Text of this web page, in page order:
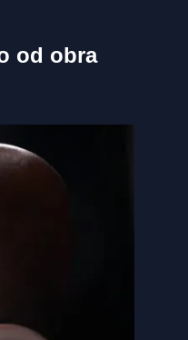
od obra